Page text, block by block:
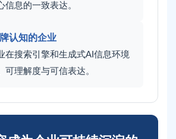
信息的一致表达。
认知的企业
在搜索引擎和生成式AI信息环境
可理解度与可信表达。